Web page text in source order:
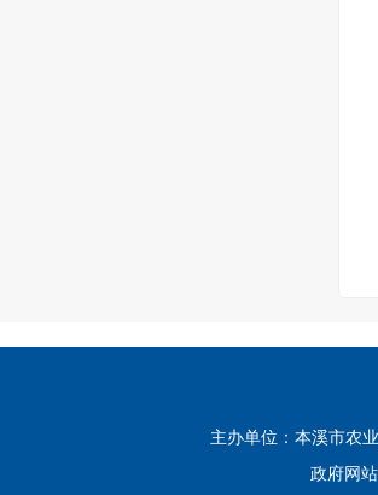
主办单位：本溪市
政府网